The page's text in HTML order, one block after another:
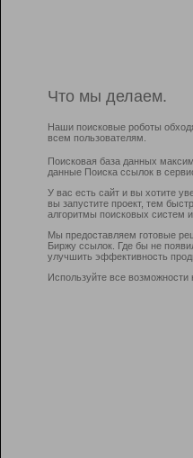
Что мы делаем.
Наши поисковые роботы
всем пользователям.
Поисковая база данных
данные Поиска ссылок в
У вас есть сайт и вы хотите
вы запустите проект, тем
алгоритмы поисковых систем
Мы предоставляем готовые
Биржу ссылок. Где бы не
улучшить эффективность
Используйте все